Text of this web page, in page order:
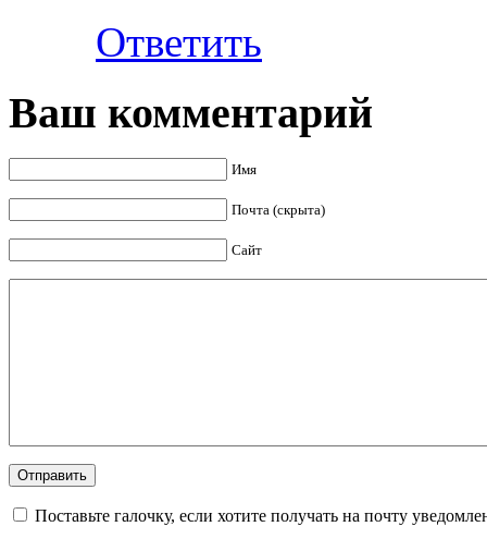
Ответить
Ваш комментарий
Имя
Почта (скрыта)
Сайт
Поставьте галочку, если хотите получать на почту